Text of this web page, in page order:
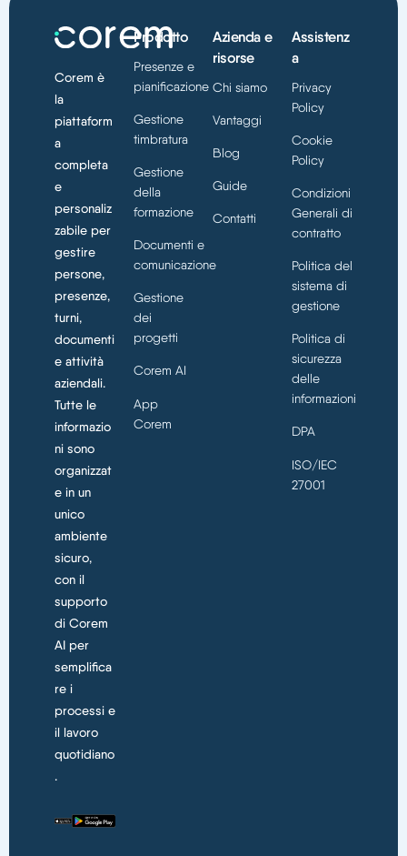
Corem è
la
piattaform
a
completa
e
personaliz
zabile per
gestire
persone,
presenze,
turni,
documenti
e attività
aziendali.
Tutte le
informazio
ni sono
organizzat
e in un
unico
ambiente
sicuro,
con il
supporto
di Corem
AI per
semplifica
re i
processi e
il lavoro
quotidiano
.
Prodotto
Presenze e
pianificazione
Gestione
timbratura
Gestione
della
formazione
Documenti e
comunicazione
Gestione
dei
progetti
Corem AI
App
Corem
Azienda e
risorse
Chi siamo
Vantaggi
Blog
Guide
Contatti
Assistenz
a
Privacy
Policy
Cookie
Policy
Condizioni
Generali di
contratto
Politica del
sistema di
gestione
Politica di
sicurezza
delle
informazioni
DPA
ISO/IEC
27001